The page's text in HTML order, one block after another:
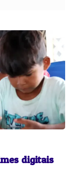
digitais